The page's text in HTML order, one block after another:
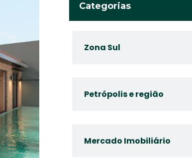
Categorias
Zona Sul
Petrópolis e região
Mercado Imobiliário